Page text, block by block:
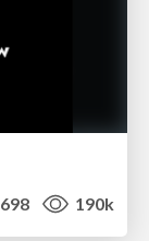
698 190k